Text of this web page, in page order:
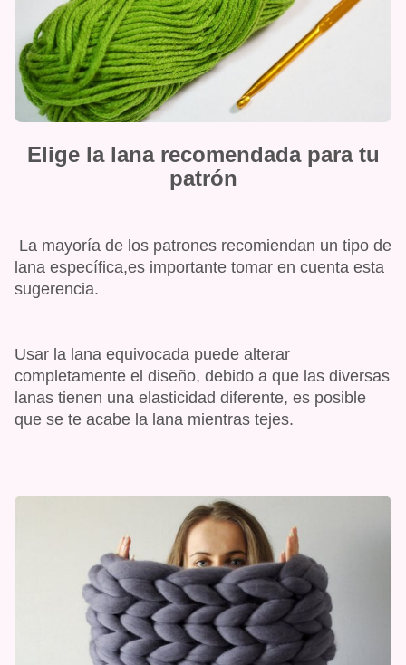
Elige la lana recomendada para tu
patrón
La mayoría de los patrones recomiendan un tipo de
lana específica,es importante tomar en cuenta esta
sugerencia.
Usar la lana equivocada puede alterar
completamente el diseño, debido a que las diversas
lanas tienen una elasticidad diferente, es posible
que se te acabe la lana mientras tejes.